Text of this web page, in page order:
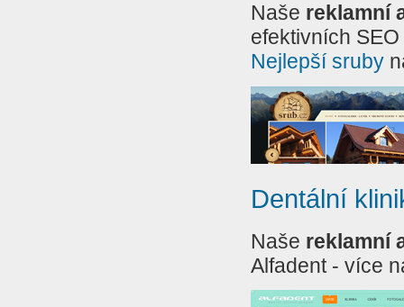
Naše reklamní
efektivních
Nejlepší sruby
Dentální
Naše reklamní
Alfadent - více